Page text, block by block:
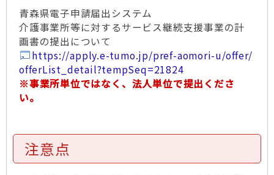
青森県電子申請届出システム
介護事業所等に対するサービス継続支援事業の計
画書の提出について
https://apply.e-tumo.jp/pref-aomori-u/offer/
offerList_detail?tempSeq=21824
※事業所単位ではなく、法人単位で提出くださ
い。
注意点